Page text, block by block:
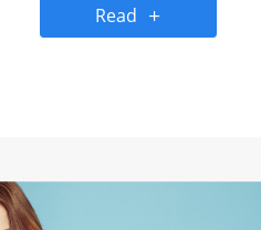
que desenvolve em
produtos eco-
Read